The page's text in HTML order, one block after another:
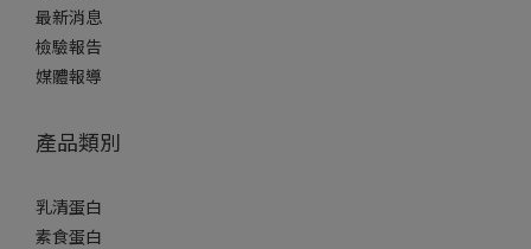
最新消息
檢驗報告
媒體報導
產品類別
乳清蛋白
素食蛋白